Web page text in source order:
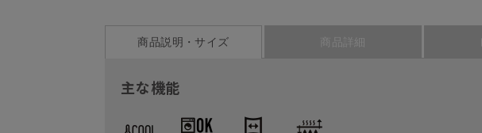
商品説明・サイズ 商品詳細
主な機能